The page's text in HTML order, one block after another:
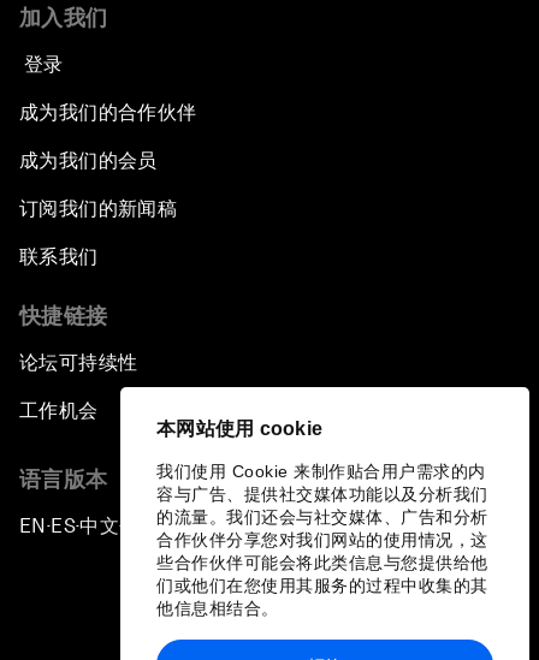
本网站使用 cookie
我们使用 Cookie 来制作贴合用户需求的内
容与广告、提供社交媒体功能以及分析我们
的流量。我们还会与社交媒体、广告和分析
合作伙伴分享您对我们网站的使用情况，这
些合作伙伴可能会将此类信息与您提供给他
们或他们在您使用其服务的过程中收集的其
他信息相结合。
加入我们
登录
成为我们的合作伙伴
成为我们的会员
订阅我们的新闻稿
联系我们
快捷链接
论坛可持续性
工作机会
语言版本
EN ▪ES▪中文▪ 日本語